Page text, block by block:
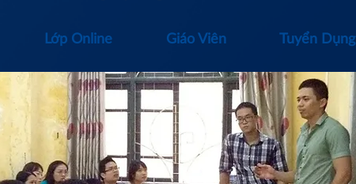
Lớp Online Giáo Viên Tuyển Dụng